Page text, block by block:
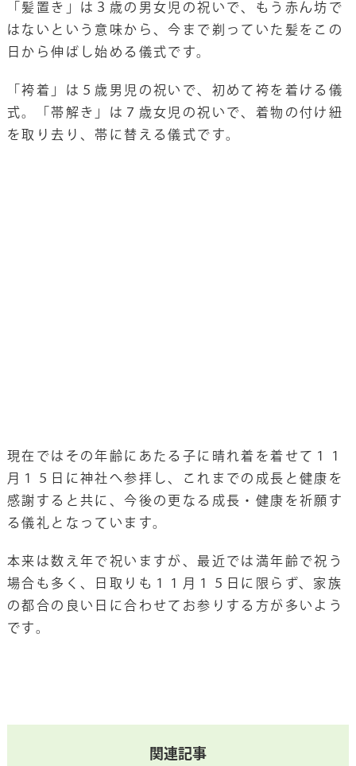
「髪置き」は３歳の男女児の祝いで、もう赤ん坊で
はないという意味から、今まで剃っていた髪をこの
日から伸ばし始める儀式です。
「袴着」は５歳男児の祝いで、初めて袴を着ける儀
式。「帯解き」は７歳女児の祝いで、着物の付け紐
を取り去り、帯に替える儀式です。
現在ではその年齢にあたる子に晴れ着を着せて１１
月１５日に神社へ参拝し、これまでの成長と健康を
感謝すると共に、今後の更なる成長・健康を祈願す
る儀礼となっています。
本来は数え年で祝いますが、最近では満年齢で祝う
場合も多く、日取りも１１月１５日に限らず、家族
の都合の良い日に合わせてお参りする方が多いよう
です。
関連記事